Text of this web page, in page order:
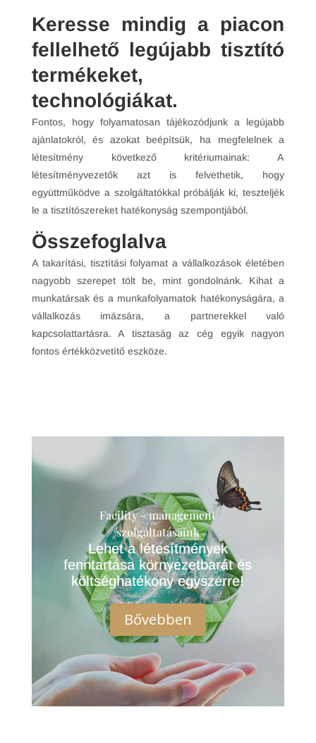
Keresse mindig a piacon
fellelhető legújabb tisztító
termékeket,
technológiákat.
Fontos, hogy folyamatosan tájékozódjunk a legújabb
ajánlatokról, és azokat beépítsük, ha megfelelnek a
létesítmény következő kritériumainak: A
létesítményvezetők azt is felvethetik, hogy
együttműködve a szolgáltatókkal próbálják ki, teszteljék
le a tisztítószereket hatékonyság szempontjából.
Összefoglalva
A takarítási, tisztítási folyamat a vállalkozások életében
nagyobb szerepet tölt be, mint gondolnánk. Kihat a
munkatársak és a munkafolyamatok hatékonyságára, a
vállalkozás imázsára, a partnerekkel való
kapcsolattartásra. A tisztaság az cég egyik nagyon
fontos értékközvetítő eszköze.
Facility - management
szolgáltatásaink
Lehet a létesítmények
fenntartása környezetbarát és
költséghatékony egyszerre!
Bővebben